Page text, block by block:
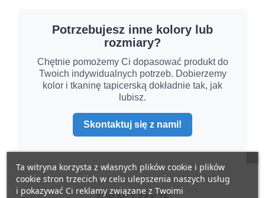
Ta witryna korzysta z własnych plików cookie i plików
cookie stron trzecich w celu ulepszenia naszych usług
i pokazywać Ci reklamy związane z Twoimi
Potrzebujesz inne kolory lub
rozmiary?
Chętnie pomożemy Ci dopasować produkt do
Twoich indywidualnych potrzeb. Dobierzemy
kolor i tkaninę tapicerską dokładnie tak, jak
lubisz.
Skontaktuj się z nami!